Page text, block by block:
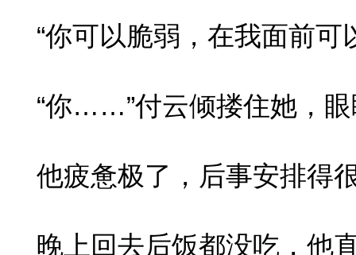
“你可以脆弱，在我面前可
“你……”付云倾搂住她，眼
他疲惫极了，后事安排得
晚上回去后饭都没吃，他